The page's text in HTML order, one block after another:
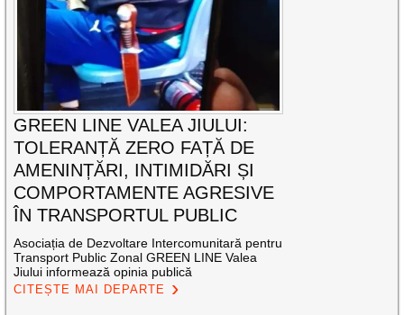
GREEN LINE VALEA JIULUI:
TOLERANȚĂ ZERO FAȚĂ DE
AMENINȚĂRI, INTIMIDĂRI ȘI
COMPORTAMENTE AGRESIVE
ÎN TRANSPORTUL PUBLIC
Asociația de Dezvoltare Intercomunitară pentru
Transport Public Zonal GREEN LINE Valea
Jiului informează opinia publică
CITEȘTE MAI DEPARTE